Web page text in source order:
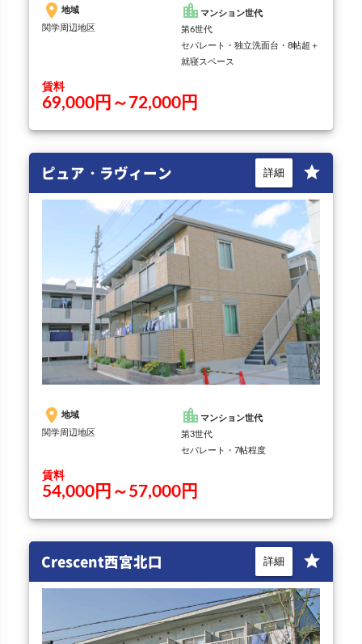
place 地域
関学周辺地区
location_city マンション世代
第6世代
セパレート・独立洗面台・8帖超＋
就寝スペース
賃料
69,000円～72,000円
ピュア・ラヴィーン star
詳細
place 地域
関学周辺地区
location_city マンション世代
第3世代
セパレート・7帖程度
賃料
54,000円～57,000円
Crescent西宮北口 star
詳細